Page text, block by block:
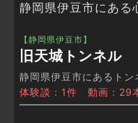
静岡県伊豆市にある
【静岡県伊豆市】
旧天城トンネル
静岡県伊豆市にあるトン
体験談：1件 動画：29